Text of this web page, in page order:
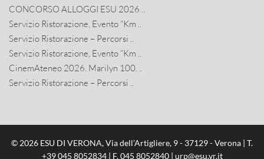
CONCORSO ALLOGGI ESU 2026 ..
Servizio Ristorazione, Evento “Km ..
Servizio Ristorazione – Percorsi ..
Servizio Ristorazione, Evento “Km ..
CinemAteneo 2026. Marilyn 100. ..
Servizio Ristorazione – Percorsi ..
© 2026 ESU DI VERONA, Via dell’Artigliere, 9 - 37129 - Verona | T.
+39 045 8052834| F. 045 8052840 | urp@esu.vr.it